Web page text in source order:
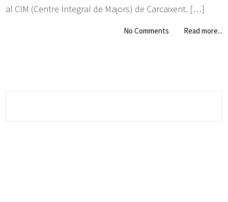
al CIM (Centre Integral de Majors) de Carcaixent. […]
No Comments Read more...